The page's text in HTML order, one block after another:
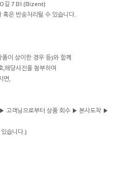
길 7 B1 (Bizent)
은 반송처리될 수 있습니다.
이 상이한 경우 등)와 함께
,해당사진을 첨부하여
면,
고객님으로부터 상품 회수 ▶ 본사도착 ▶
습니다.)